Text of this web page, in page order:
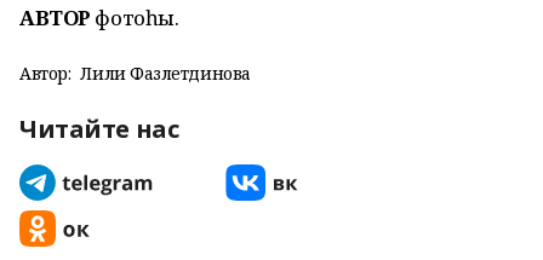
АВТОР фотоһы.
Автор: Лилиә Фазлетдинова
Читайте нас